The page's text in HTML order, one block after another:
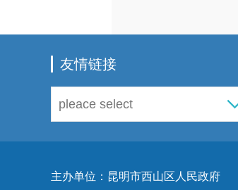
友情链接
主办单位：昆明市西山区人民政府